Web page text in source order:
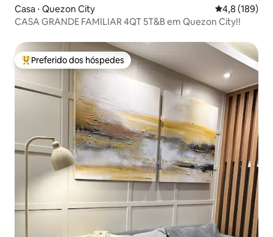
Casa ⋅ Quezon City 4,8 de uma
4,8 (189)
CASA GRANDE FAMILIAR 4QT 5T&B em Quezon City!!
Entre os melhores preferidos dos hóspedes
Preferido dos hóspedes